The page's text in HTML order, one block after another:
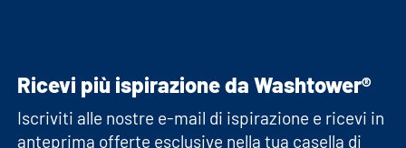
Ricevi più ispirazione da Washtower®
Iscriviti alle nostre e-mail di ispirazione e ricevi in
anteprima offerte esclusive nella tua casella di